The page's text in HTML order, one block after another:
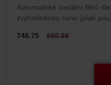
Automatické zasílání filtrů
zvýhodněnou cenu (platí
748.75 880.88